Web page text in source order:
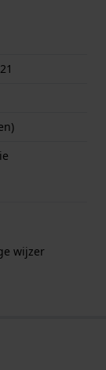
wijzer